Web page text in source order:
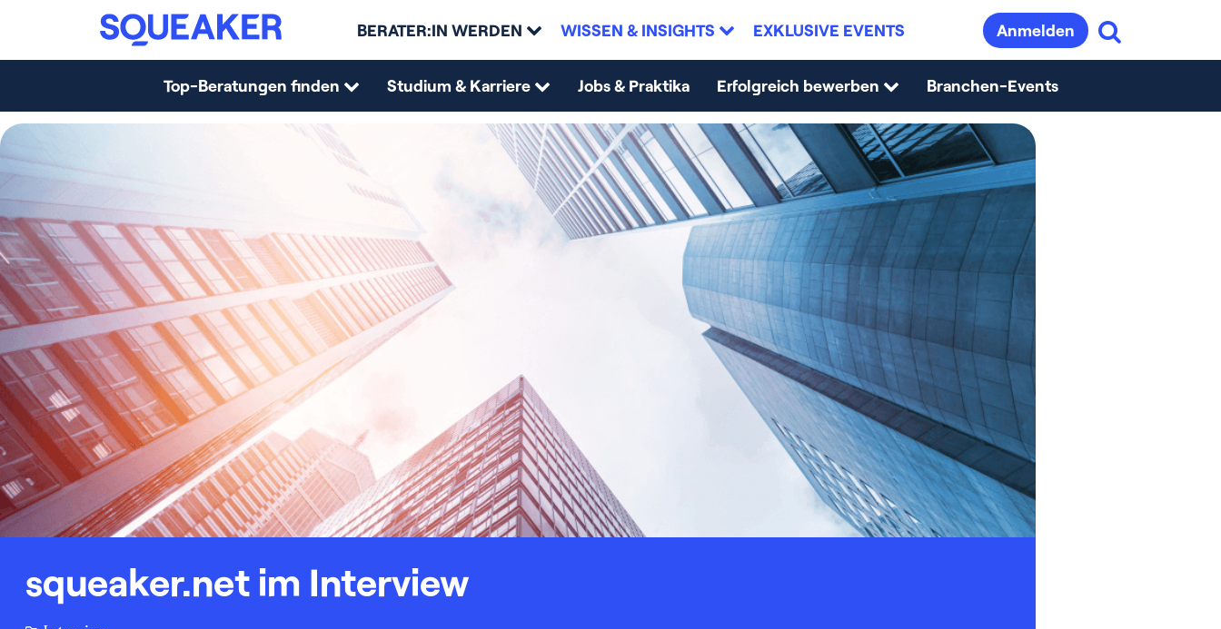
BERATER:IN WERDEN WISSEN & INSIGHTS EXKLUSIVE EVENTS Anmelden
Top-Beratungen finden Studium & Karriere Jobs & Praktika Erfolgreich bewerben Branchen-Events
squeaker.net im Interview